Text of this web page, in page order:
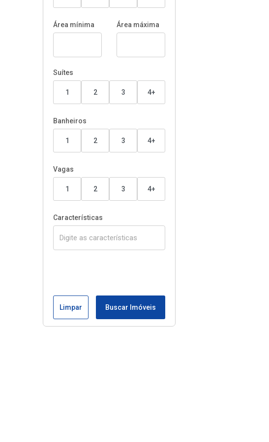
Área mínima Área máxima
Suítes
1 2 3 4+
Banheiros
1 2 3 4+
Vagas
1 2 3 4+
Características
Limpar Buscar Imóveis